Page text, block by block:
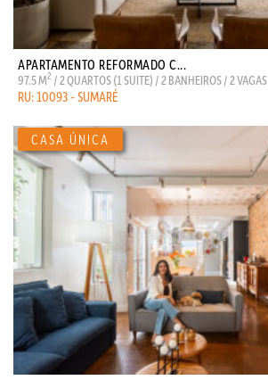
APARTAMENTO REFORMADO C...
97.5 M2 / 2 QUARTOS (1 SUITE) / 2 BANHEIROS / 2 VAGAS
RU: 10093 - SUMARÉ